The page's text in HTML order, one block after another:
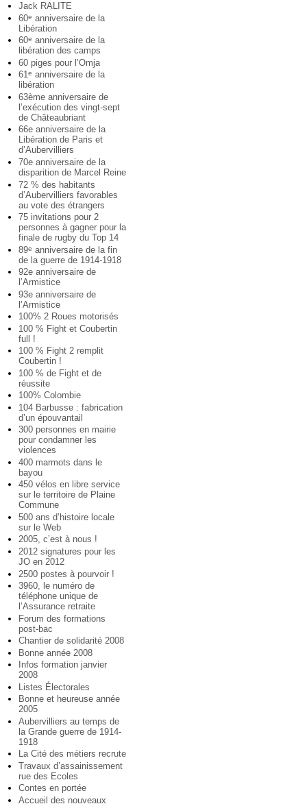
Jack RALITE
60e anniversaire de la
Libération
60e anniversaire de la
libération des camps
60 piges pour l’Omja
61e anniversaire de la
libération
63ème anniversaire de
l’exécution des vingt-sept
de Châteaubriant
66e anniversaire de la
Libération de Paris et
d’Aubervilliers
70e anniversaire de la
disparition de Marcel Reine
72 % des habitants
d’Aubervilliers favorables
au vote des étrangers
75 invitations pour 2
personnes à gagner pour la
finale de rugby du Top 14
89e anniversaire de la fin
de la guerre de 1914-1918
92e anniversaire de
l’Armistice
93e anniversaire de
l’Armistice
100% 2 Roues motorisés
100 % Fight et Coubertin
full !
100 % Fight 2 remplit
Coubertin !
100 % de Fight et de
réussite
100% Colombie
104 Barbusse : fabrication
d’un épouvantail
300 personnes en mairie
pour condamner les
violences
400 marmots dans le
bayou
450 vélos en libre service
sur le territoire de Plaine
Commune
500 ans d’histoire locale
sur le Web
2005, c’est à nous !
2012 signatures pour les
JO en 2012
2500 postes à pourvoir !
3960, le numéro de
téléphone unique de
l’Assurance retraite
Forum des formations
post-bac
Chantier de solidarité 2008
Bonne année 2008
Infos formation janvier
2008
Listes Électorales
Bonne et heureuse année
2005
Aubervilliers au temps de
la Grande guerre de 1914-
1918
La Cité des métiers recrute
Travaux d’assainissement
rue des Ecoles
Contes en portée
Accueil des nouveaux